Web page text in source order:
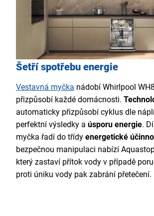
Šetří spotřebu energie
Vestavná myčka nádobí Whirlpool
přizpůsobí každé domácnosti.
automaticky přizpůsobí cyklus dle
perfektní výsledky a úsporu energie.
myčka řadí do třídy energetické
bezpečnou manipulaci nabízí
který zastaví přítok vody v případě
proti úniku vody pak zabrání přetečení.